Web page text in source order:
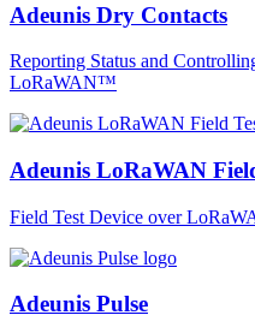
Adeunis Dry Contacts
Reporting Status and
LoRaWAN™
Adeunis LoRaWAN
Field Test Device over
Adeunis Pulse